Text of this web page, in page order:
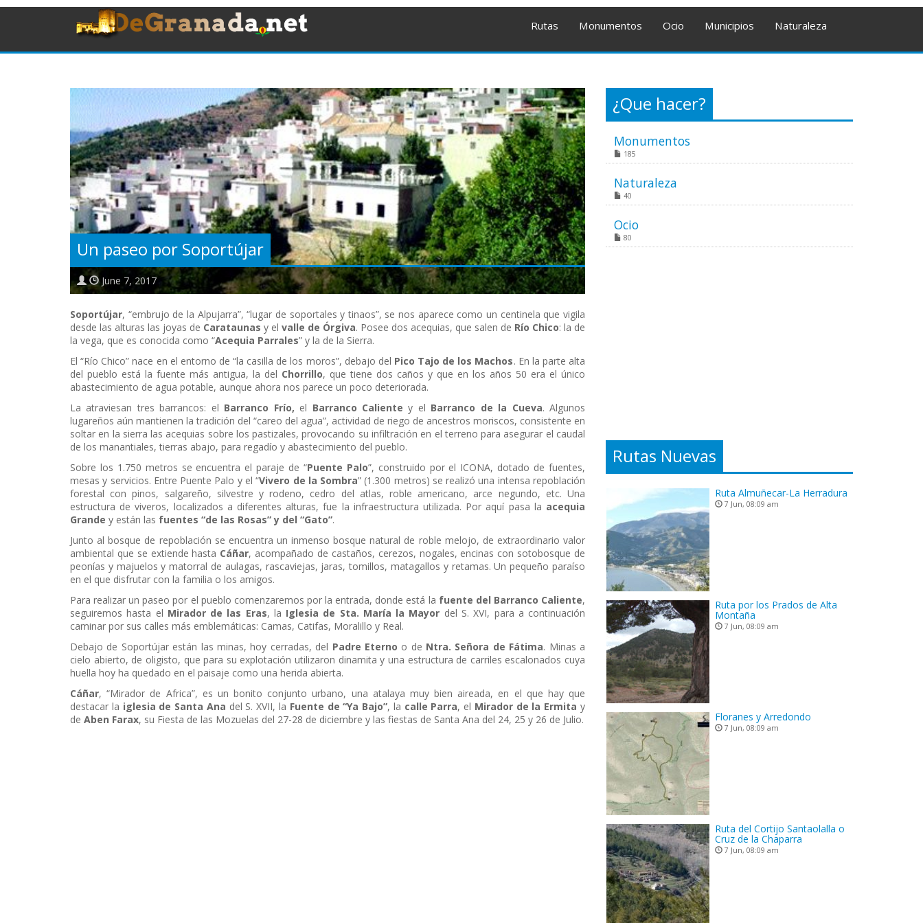
Rutas Monumentos Ocio Municipios Naturaleza
Un paseo por Soportújar
June 7, 2017
Soportújar, “embrujo de la Alpujarra”, “lugar de soportales y tinaos”, se nos aparece como un centinela que vigila
desde las alturas las joyas de Carataunas y el valle de Órgiva. Posee dos acequias, que salen de Río Chico: la de
la vega, que es conocida como “Acequia Parrales” y la de la Sierra.
El “Río Chico” nace en el entorno de “la casilla de los moros”, debajo del Pico Tajo de los Machos. En la parte alta
del pueblo está la fuente más antigua, la del Chorrillo, que tiene dos caños y que en los años 50 era el único
abastecimiento de agua potable, aunque ahora nos parece un poco deteriorada.
La atraviesan tres barrancos: el Barranco Frío, el Barranco Calientey el Barranco de la Cueva. Algunos
lugareños aún mantienen la tradición del “careo del agua”, actividad de riego de ancestros moriscos, consistente en
soltar en la sierra las acequias sobre los pastizales, provocando su infiltración en el terreno para asegurar el caudal
de los manantiales, tierras abajo, para regadío y abastecimiento del pueblo.
Sobre los 1.750 metros se encuentra el paraje de “Puente Palo”, construido por el ICONA, dotado de fuentes,
mesas y servicios. Entre Puente Palo y el “Vivero de la Sombra” (1.300 metros) se realizó una intensa repoblación
forestal con pinos, salgareño, silvestre y rodeno, cedro del atlas, roble americano, arce negundo, etc. Una
estructura de viveros, localizados a diferentes alturas, fue la infraestructura utilizada. Por aquí pasa la acequia
Grande y están las fuentes “de las Rosas” y del “Gato”.
Junto al bosque de repoblación se encuentra un inmenso bosque natural de roble melojo, de extraordinario valor
ambiental que se extiende hasta Cáñar, acompañado de castaños, cerezos, nogales, encinas con sotobosque de
peonías y majuelos y matorral de aulagas, rascaviejas, jaras, tomillos, matagallos y retamas. Un pequeño paraíso
en el que disfrutar con la familia o los amigos.
Para realizar un paseo por el pueblo comenzaremos por la entrada, donde está la fuente del Barranco Caliente,
seguiremos hasta el Mirador de las Eras, la Iglesia de Sta. María la Mayor del S. XVI, para a continuación
caminar por sus calles más emblemáticas: Camas, Catifas, Moralillo y Real.
Debajo de Soportújar están las minas, hoy cerradas, del Padre Eterno o de Ntra. Señora de Fátima. Minas a
cielo abierto, de oligisto, que para su explotación utilizaron dinamita y una estructura de carriles escalonados cuya
huella hoy ha quedado en el paisaje como una herida abierta.
Cáñar, “Mirador de Africa”, es un bonito conjunto urbano, una atalaya muy bien aireada, en el que hay que
destacar la iglesia de Santa Ana del S. XVII, la Fuente de “Ya Bajo”, la calle Parra, el Mirador de la Ermitay
de Aben Farax, su Fiesta de las Mozuelas del 27-28 de diciembre y las fiestas de Santa Ana del 24, 25 y 26 de Julio.
¿Que hacer?
Monumentos
185
Naturaleza
40
Ocio
80
Rutas Nuevas
Ruta Almuñecar-La Herradura
7 Jun, 08:09 am
Ruta por los Prados de Alta
Montaña
7 Jun, 08:09 am
Floranes y Arredondo
7 Jun, 08:09 am
Ruta del Cortijo Santaolalla o
Cruz de la Chaparra
7 Jun, 08:09 am